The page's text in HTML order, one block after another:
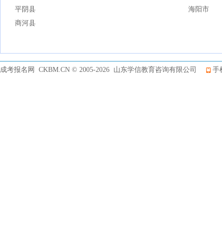
平阴县
商河县
海阳市
成考报名网 CKBM.CN © 2005-2026 山东学信教育咨询有限公司 手